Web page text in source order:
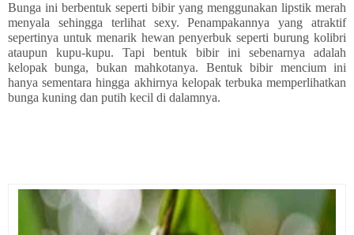
Bunga ini berbentuk seperti bibir yang menggunakan lipstik merah
menyala sehingga terlihat sexy. Penampakannya yang atraktif
sepertinya untuk menarik hewan penyerbuk seperti burung kolibri
ataupun kupu-kupu. Tapi bentuk bibir ini sebenarnya adalah
kelopak bunga, bukan mahkotanya. Bentuk bibir mencium ini
hanya sementara hingga akhirnya kelopak terbuka memperlihatkan
bunga kuning dan putih kecil di dalamnya.